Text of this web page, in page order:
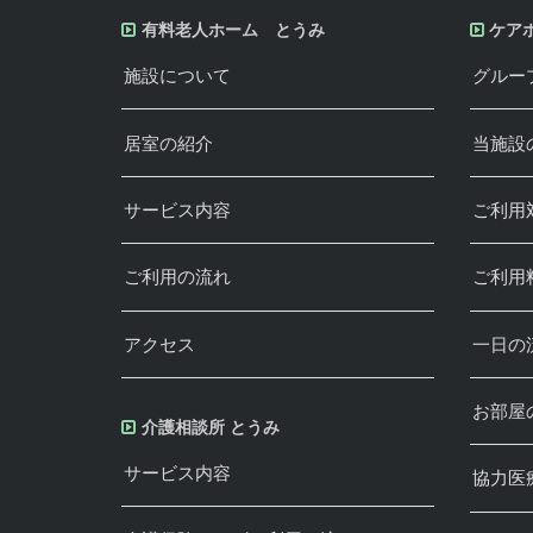
有料老人ホーム とうみ
施設について
居室の紹介
サービス内容
ご利用の流れ
アクセス
介護相談所 とうみ
サービス内容
ケア
グルー
当施設
ご利用
ご利用
一日の
お部屋
協力医